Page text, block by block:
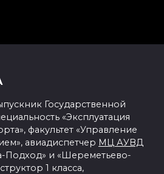
Государственной
«Эксплуатация
факультет «Управление
авиадиспетчер МЦ АУВД
Подход» и «Шереметьево-
1 класса,